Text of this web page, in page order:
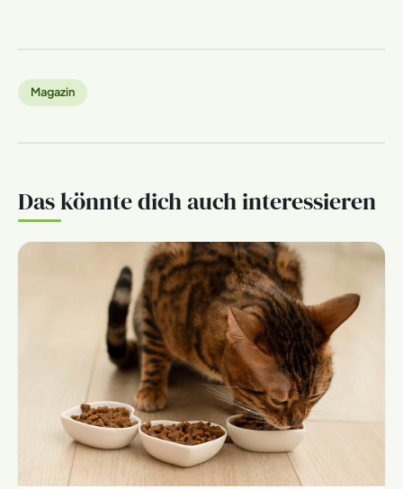
Magazin
Das könnte dich auch interessieren